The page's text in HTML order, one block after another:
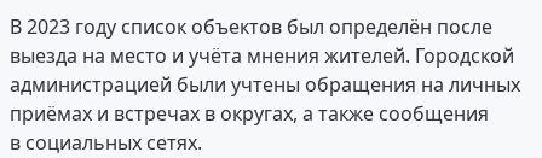
В 2023 году список объектов был определён после
выезда на место и учёта мнения жителей. Городской
администрацией были учтены обращения на личных
приёмах и встречах в округах, а также сообщения
в социальных сетях.